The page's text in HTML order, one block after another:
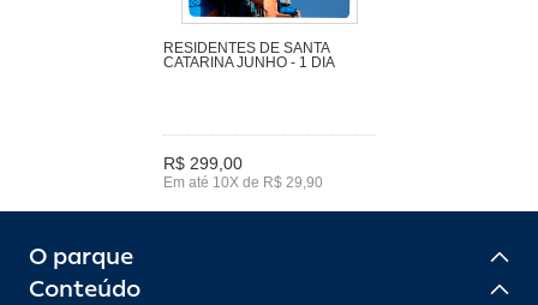
RESIDENTES DE SANTA
CATARINA JUNHO - 1 DIA
R$ 299,00
Em até 10X de R$ 29,90
O parque
Conteúdo